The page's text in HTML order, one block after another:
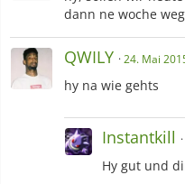
dann ne woche
QWILY 24. Mai
hy na wie gehts
Instantkill
Hy gut und